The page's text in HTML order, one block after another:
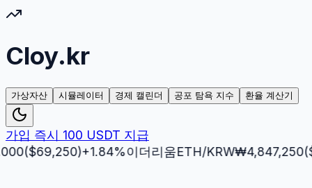
Cloy.kr
가상자산 시뮬레이터 경제 캘린더 공포 탐욕 지수 환율 계산기
가입 즉시 100 USDT 지급
69,250)+1.84%이더리움ETH/KRW₩4,847,250($